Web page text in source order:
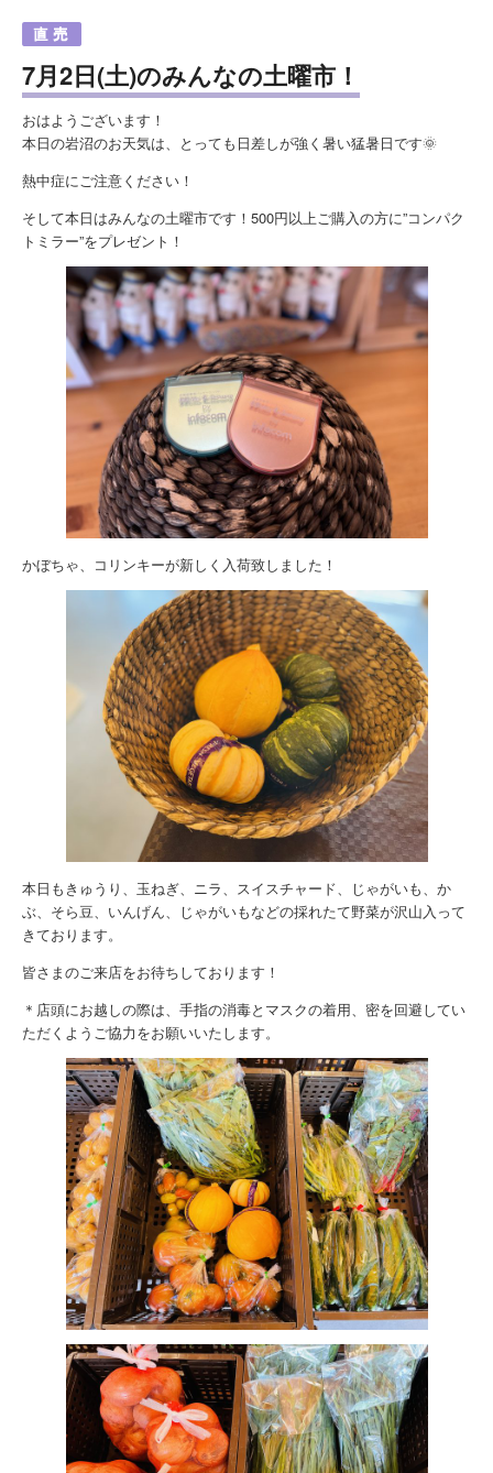
7月2日(土)のみんなの土曜市！
おはようございます！
本日の岩沼のお天気は、とっても日差しが強く暑い猛暑日です🌞
熱中症にご注意ください！
そして本日はみんなの土曜市です！500円以上ご購入の方に”コンパク
トミラー”をプレゼント！
かぼちゃ、コリンキーが新しく入荷致しました！
本日もきゅうり、玉ねぎ、ニラ、スイスチャード、じゃがいも、か
ぶ、そら豆、いんげん、じゃがいもなどの採れたて野菜が沢山入って
きております。
皆さまのご来店をお待ちしております！
＊店頭にお越しの際は、手指の消毒とマスクの着用、密を回避してい
ただくようご協力をお願いいたします。